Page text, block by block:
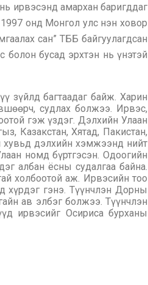
ирвэсэнд амархан баригддаг
онд Монгол улс нэн ховор
сан” ТББ байгуулагдсан
болон бусад эрхтэн нь үнэтэй
зүйлд багтаадаг байж. Харин
судлах болжээ. Ирвэс,
гэж үздэг. Дэлхийн Улаан
Казакстан, Хятад, Пакистан,
хувьд дэлхийн хэмжээнд нийт
номд бүртгэсэн. Одоогийн
албан ёсны судалгаа байна.
холбоотой аж. Ирвэсийн тоо
хүрдэг гэнэ. Түүнчлэн Дорны
ав элбэг болжээ. Түүнчлэн
ирвэсийг Осириса бурханы